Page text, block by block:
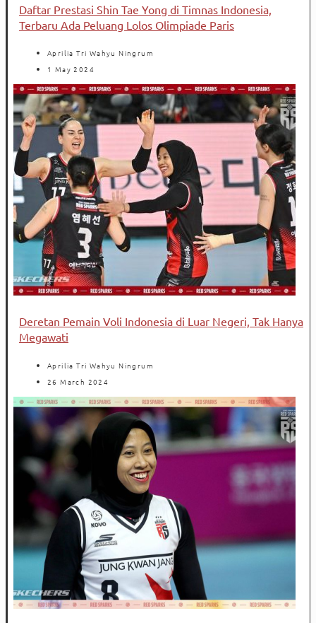
Daftar Prestasi Shin Tae Yong di Timnas Indonesia,
Terbaru Ada Peluang Lolos Olimpiade Paris
Aprilia Tri Wahyu Ningrum
1 May 2024
Deretan Pemain Voli Indonesia di Luar Negeri, Tak Hanya
Megawati
Aprilia Tri Wahyu Ningrum
26 March 2024